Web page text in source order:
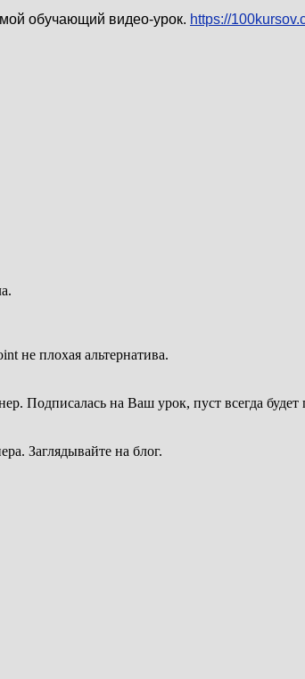
обучающий видео-урок. https://
не плохая альтернатива.
Подписалась на Ваш урок, пуст всегда
Заглядывайте на блог.